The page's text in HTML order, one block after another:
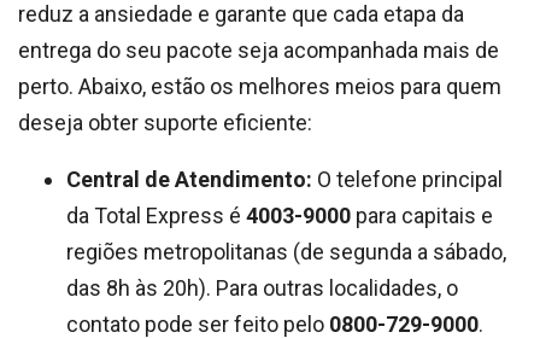
reduz a ansiedade e garante que cada etapa da
entrega do seu pacote seja acompanhada mais de
perto. Abaixo, estão os melhores meios para quem
deseja obter suporte eficiente:
Central de Atendimento: O telefone principal
da Total Express é 4003-9000 para capitais e
regiões metropolitanas (de segunda a sábado,
das 8h às 20h). Para outras localidades, o
contato pode ser feito pelo 0800-729-9000.